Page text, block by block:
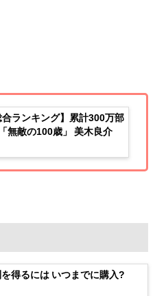
合ランキング】累計300万部
無敵の100歳」 美木良介
得るには いつまでに購入?